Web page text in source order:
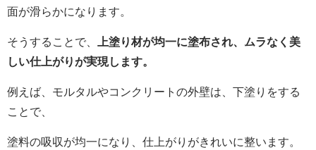
面が滑らかになります。
そうすることで、
上塗り材が均一に塗布され、ムラなく美
しい仕上がりが実現します。
例えば、モルタルやコンクリートの外壁は、下塗りをする
ことで、
塗料の吸収が均一になり、仕上がりがきれいに整います。